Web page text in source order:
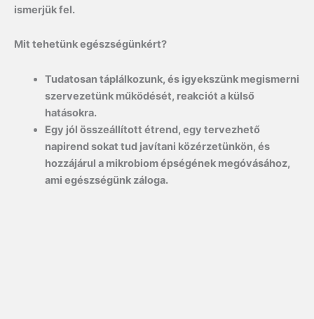
ismerjük fel.
Mit tehetünk egészségünkért?
Tudatosan táplálkozunk, és igyekszünk megismerni
szervezetünk működését, reakciót a külső
hatásokra.
Egy jól összeállított étrend, egy tervezhető
napirend sokat tud javítani közérzetünkön, és
hozzájárul a mikrobiom épségének megóvásához,
ami egészségünk záloga.